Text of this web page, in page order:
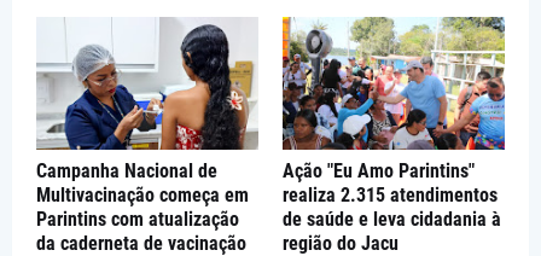
Campanha Nacional de
Multivacinação começa em
Parintins com atualização
da caderneta de vacinação
Ação "Eu Amo Parintins"
realiza 2.315 atendimentos
de saúde e leva cidadania à
região do Jacu